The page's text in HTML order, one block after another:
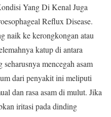
Yang Di Kenal Juga
Reflux Disease.
naik ke kerongkongan atau
katup di antara
mencegah asam
dari penyakit ini meliputi
dan rasa asam di mulut. Jika
iritasi pada dinding